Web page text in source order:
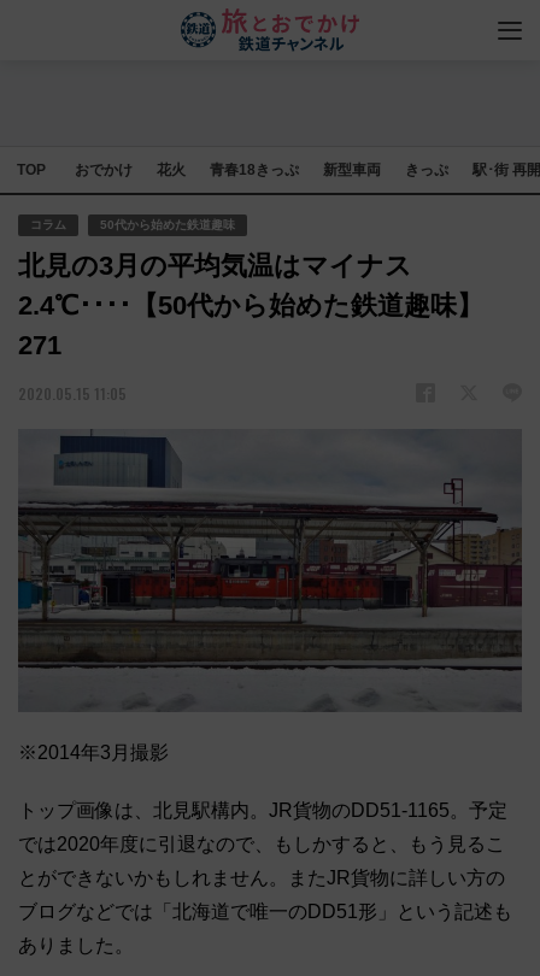
TOP おでかけ 花火 青春18きっぷ 新型車両 きっぷ 駅･街 再
コラム 50代から始めた鉄道趣味
北見の3月の平均気温はマイナス
2.4℃････【50代から始めた鉄道趣味】
271
2020.05.15 11:05
※2014年3月撮影
トップ画像は、北見駅構内。JR貨物のDD51-1165。予定
では2020年度に引退なので、もしかすると、もう見るこ
とができないかもしれません。またJR貨物に詳しい方の
ブログなどでは「北海道で唯一のDD51形」という記述も
ありました。